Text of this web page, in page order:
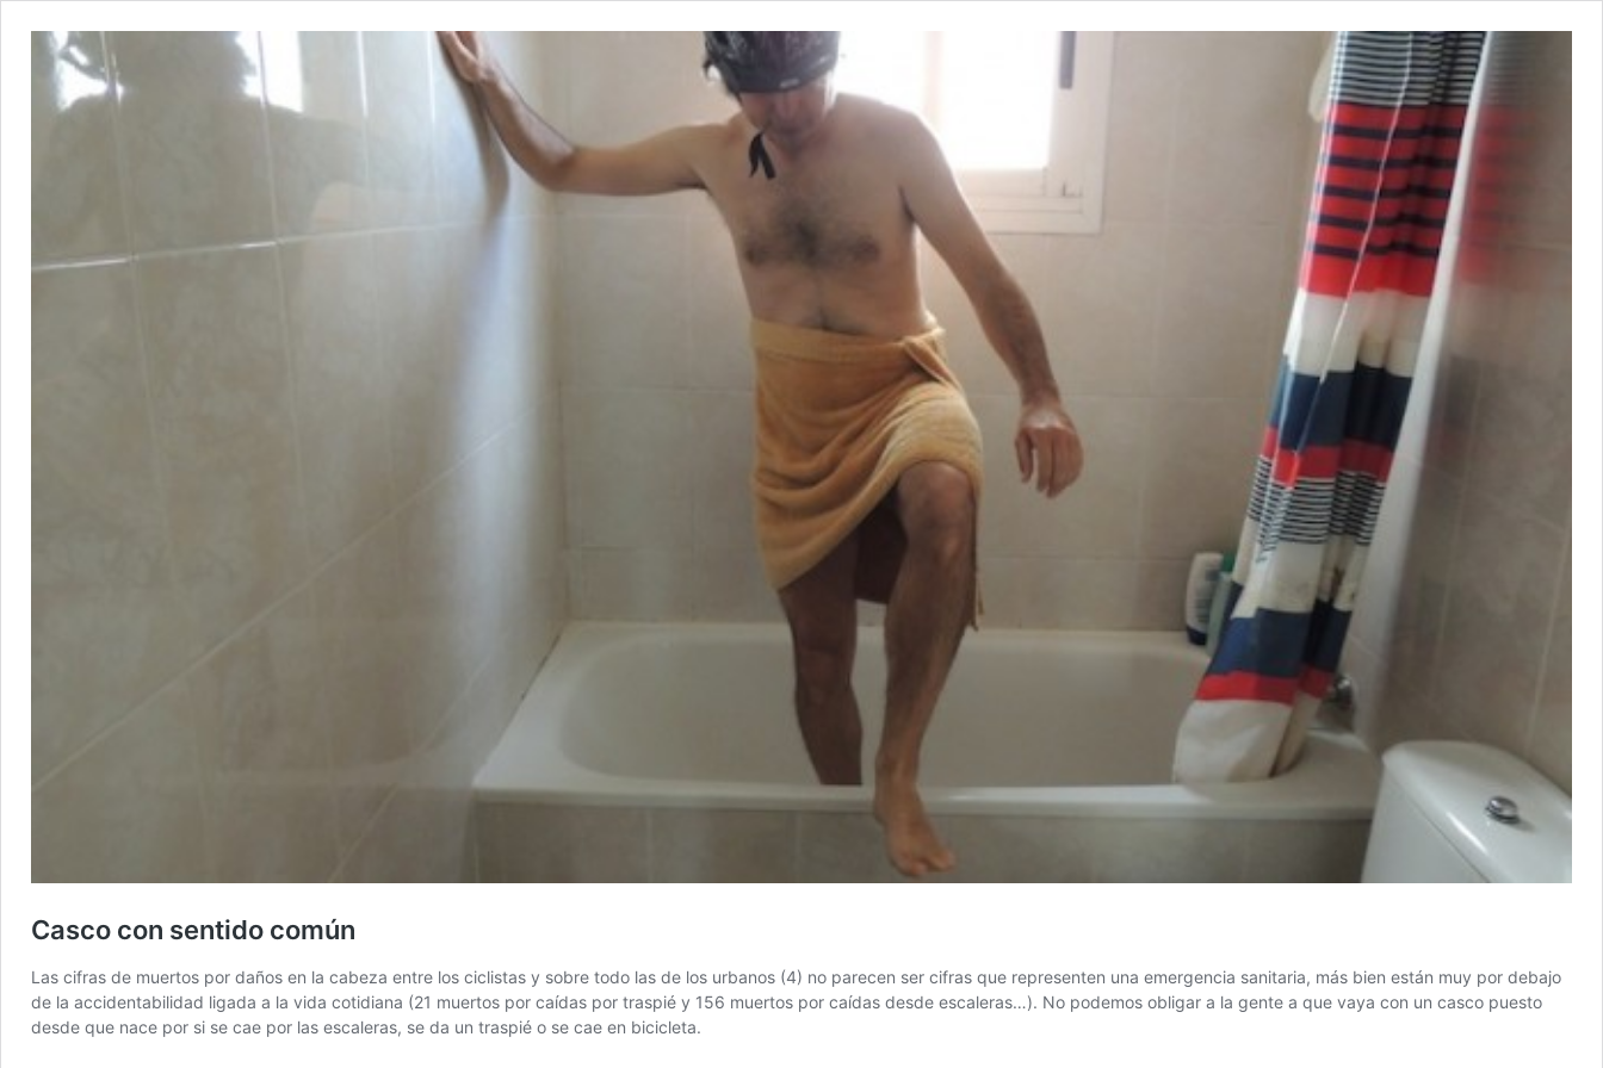
Casco con sentido común
Las cifras de muertos por daños en la cabeza entre los ciclistas y sobre todo las de los urbanos (4) no parecen ser cifras que representen una emergencia sanitaria, más bien están muy por debajo
de la accidentabilidad ligada a la vida cotidiana (21 muertos por caídas por traspié y 156 muertos por caídas desde escaleras…). No podemos obligar a la gente a que vaya con un casco puesto
desde que nace por si se cae por las escaleras, se da un traspié o se cae en bicicleta.